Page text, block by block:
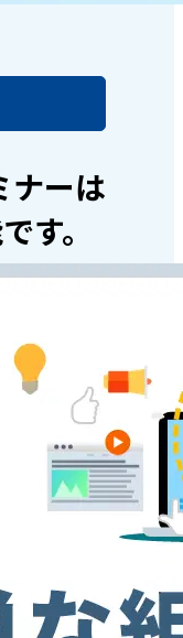
ナーは
す。